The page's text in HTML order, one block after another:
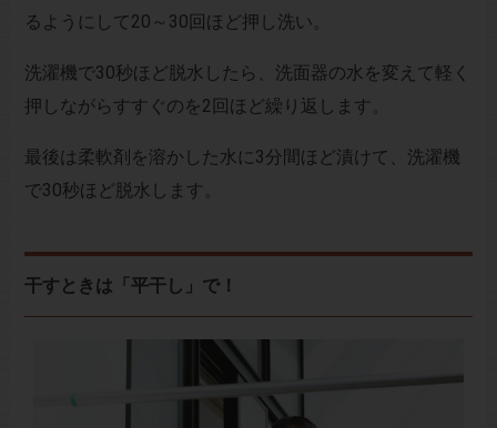
るようにして20～30回ほど押し洗い。
洗濯機で30秒ほど脱水したら、洗面器の水を変えて軽く
押しながらすすぐのを2回ほど繰り返します。
最後は柔軟剤を溶かした水に3分間ほど漬けて、洗濯機
で30秒ほど脱水します。
干すときは「平干し」で！